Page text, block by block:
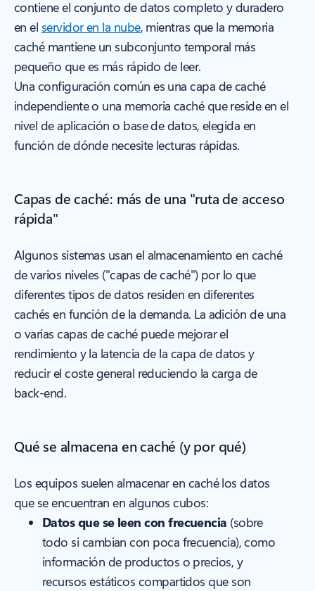
contiene el conjunto de datos completo y duradero
en el servidor en la nube, mientras que la memoria
caché mantiene un subconjunto temporal más
pequeño que es más rápido de leer.
Una configuración común es una capa de caché
independiente o una memoria caché que reside en el
nivel de aplicación o base de datos, elegida en
función de dónde necesite lecturas rápidas.
Capas de caché: más de una "ruta de acceso
rápida"
Algunos sistemas usan el almacenamiento en caché
de varios niveles ("capas de caché") por lo que
diferentes tipos de datos residen en diferentes
cachés en función de la demanda. La adición de una
o varias capas de caché puede mejorar el
rendimiento y la latencia de la capa de datos y
reducir el coste general reduciendo la carga de
back-end.
Qué se almacena en caché (y por qué)
Los equipos suelen almacenar en caché los datos
que se encuentran en algunos cubos:
Datos que se leen con frecuencia (sobre
todo si cambian con poca frecuencia), como
información de productos o precios, y
recursos estáticos compartidos que son